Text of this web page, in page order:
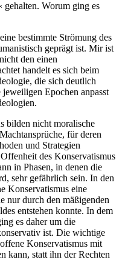
gehalten. Worum ging es
bestimmte Strömung des
geprägt ist. Mir ist
den einen
handelt es sich beim
die sich deutlich
Epochen anpasst
bilden nicht moralische
für deren
und Strategien
des Konservatismus
in Phasen, in denen die
sehr gefährlich sein. In den
Konservatismus eine
nur durch den mäßigenden
entstehen konnte. In dem
es daher um die
ist. Die wichtige
Konservatismus mit
kann, statt ihn der Rechten